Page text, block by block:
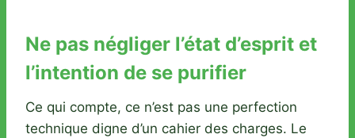
Ne pas négliger l’état d’esprit et
l’intention de se purifier
Ce qui compte, ce n’est pas une perfection
technique digne d’un cahier des charges. Le